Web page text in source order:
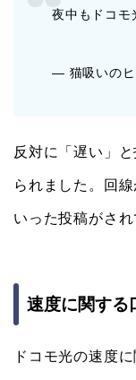
夜中もドコモ
— 猫吸いの
反対に「遅い」
られました。回
いった投稿がされ
速度に関する
ドコモ光の速度